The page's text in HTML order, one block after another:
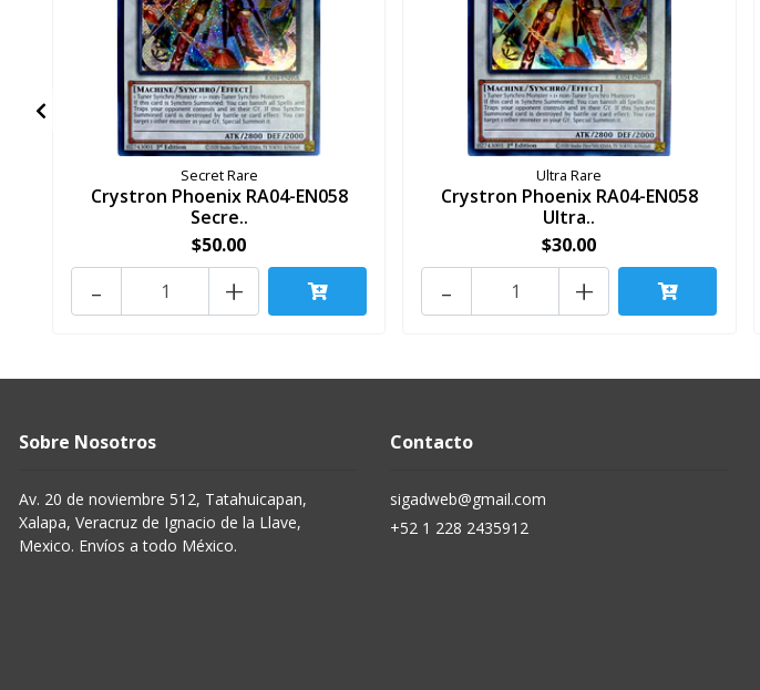
Secret Rare
Crystron Phoenix RA04-EN058
Secre..
$50.00
+
-
Ultra Rare
Crystron Phoenix RA04-EN058
Ultra..
$30.00
+
-
Sobre Nosotros
Av. 20 de noviembre 512, Tatahuicapan,
Xalapa, Veracruz de Ignacio de la Llave,
Mexico. Envíos a todo México.
Contacto
sigadweb@gmail.com
+52 1 228 2435912